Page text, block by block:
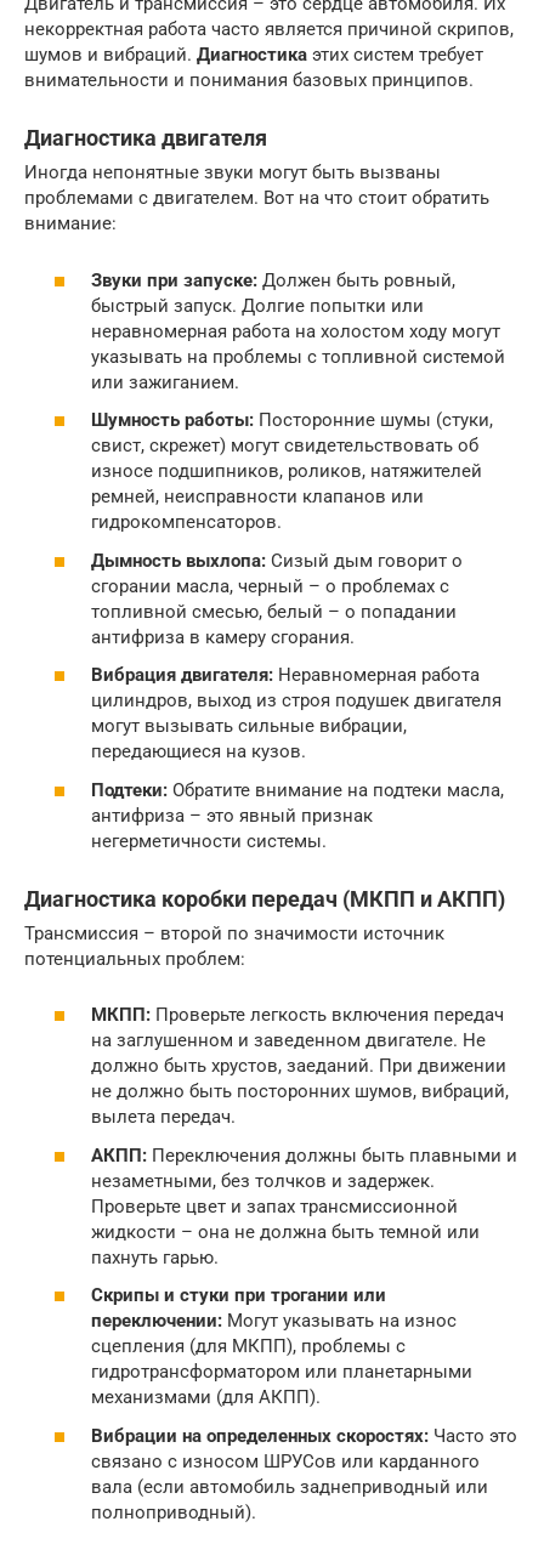
некорректная работа часто является причиной скрипов,
шумов и вибраций. Диагностика этих систем требует
внимательности и понимания базовых принципов.
Диагностика двигателя
Иногда непонятные звуки могут быть вызваны
проблемами с двигателем. Вот на что стоит обратить
внимание:
Звуки при запуске: Должен быть ровный,
быстрый запуск. Долгие попытки или
неравномерная работа на холостом ходу могут
указывать на проблемы с топливной системой
или зажиганием.
Шумность работы: Посторонние шумы (стуки,
свист, скрежет) могут свидетельствовать об
износе подшипников, роликов, натяжителей
ремней, неисправности клапанов или
гидрокомпенсаторов.
Дымность выхлопа: Сизый дым говорит о
сгорании масла, черный – о проблемах с
топливной смесью, белый – о попадании
антифриза в камеру сгорания.
Вибрация двигателя: Неравномерная работа
цилиндров, выход из строя подушек двигателя
могут вызывать сильные вибрации,
передающиеся на кузов.
Подтеки: Обратите внимание на подтеки масла,
антифриза – это явный признак
негерметичности системы.
Диагностика коробки передач (МКПП и АКПП)
Трансмиссия – второй по значимости источник
потенциальных проблем:
МКПП: Проверьте легкость включения передач
на заглушенном и заведенном двигателе. Не
должно быть хрустов, заеданий. При движении
не должно быть посторонних шумов, вибраций,
вылета передач.
АКПП: Переключения должны быть плавными и
незаметными, без толчков и задержек.
Проверьте цвет и запах трансмиссионной
жидкости – она не должна быть темной или
пахнуть гарью.
Скрипы и стуки при трогании или
переключении: Могут указывать на износ
сцепления (для МКПП), проблемы с
гидротрансформатором или планетарными
механизмами (для АКПП).
Вибрации на определенных скоростях: Часто это
связано с износом ШРУСов или карданного
вала (если автомобиль заднеприводный или
полноприводный).